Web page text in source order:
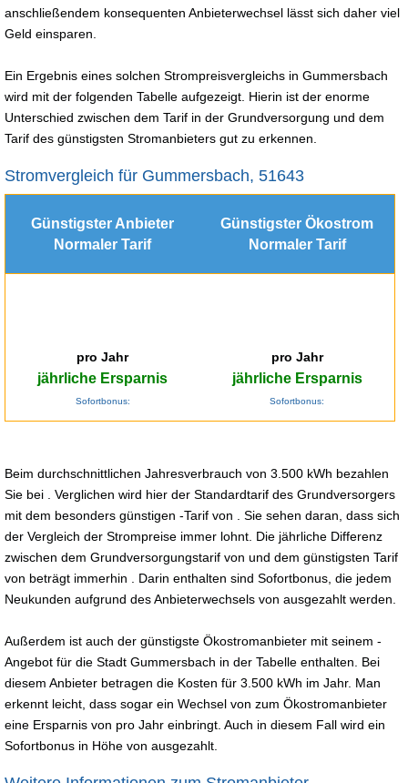
anschließendem konsequenten Anbieterwechsel lässt sich daher viel
Geld einsparen.
Ein Ergebnis eines solchen Strompreisvergleichs in Gummersbach
wird mit der folgenden Tabelle aufgezeigt. Hierin ist der enorme
Unterschied zwischen dem Tarif in der Grundversorgung und dem
Tarif des günstigsten Stromanbieters gut zu erkennen.
Stromvergleich für Gummersbach, 51643
Günstigster Anbieter
Normaler Tarif
Günstigster Ökostrom
Normaler Tarif
pro Jahr
jährliche Ersparnis
Sofortbonus:
pro Jahr
jährliche Ersparnis
Sofortbonus:
Beim durchschnittlichen Jahresverbrauch von 3.500 kWh bezahlen
Sie bei . Verglichen wird hier der Standardtarif des Grundversorgers
mit dem besonders günstigen -Tarif von . Sie sehen daran, dass sich
der Vergleich der Strompreise immer lohnt. Die jährliche Differenz
zwischen dem Grundversorgungstarif von und dem günstigsten Tarif
von beträgt immerhin . Darin enthalten sind Sofortbonus, die jedem
Neukunden aufgrund des Anbieterwechsels von ausgezahlt werden.
Außerdem ist auch der günstigste Ökostromanbieter mit seinem -
Angebot für die Stadt Gummersbach in der Tabelle enthalten. Bei
diesem Anbieter betragen die Kosten für 3.500 kWh im Jahr. Man
erkennt leicht, dass sogar ein Wechsel von zum Ökostromanbieter
eine Ersparnis von pro Jahr einbringt. Auch in diesem Fall wird ein
Sofortbonus in Höhe von ausgezahlt.